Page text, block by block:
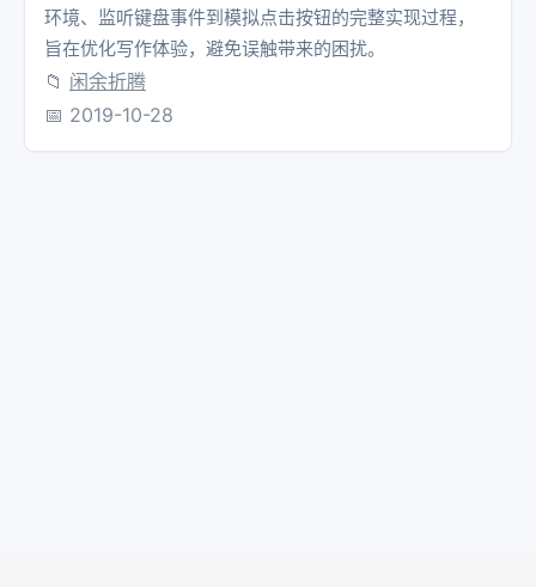
环境、监听键盘事件到模拟点击按钮的完整实现过程，
旨在优化写作体验，避免误触带来的困扰。
📁 闲余折腾
📅 2019-10-28